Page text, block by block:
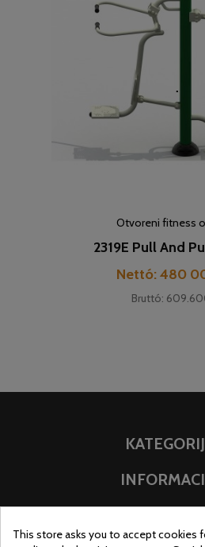
Otvoreni fitness
2319E Pull And
Nettó: 480
Bruttó:
This store asks you to accept cookies